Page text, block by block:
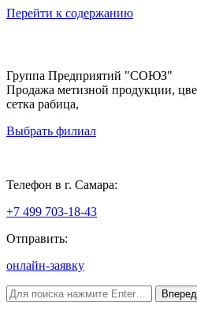
Перейти к содержанию
Группа Предприятий "СОЮЗ"
Продажа метизной продукции,
сетка рабица,
Выбрать филиал
Телефон в г. Самара:
+7 499 703-18-43
Отправить:
онлайн-заявку